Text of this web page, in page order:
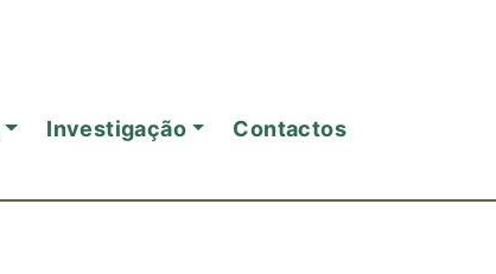
Investigação Contactos